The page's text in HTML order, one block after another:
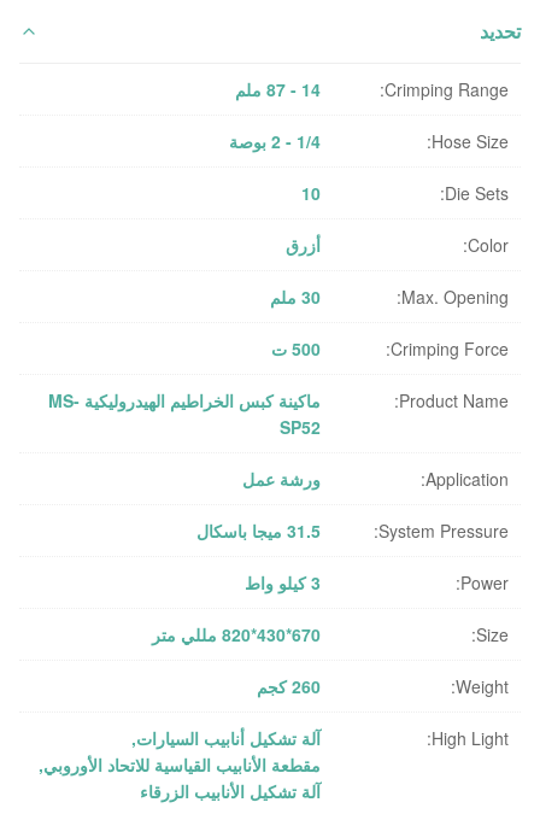
تحديد
Crimping Range: 14 - 87 ملم
Hose Size: 1/4 - 2 بوصة
Die Sets:
10
Color: أزرق
Max. Opening: 30 ملم
Crimping Force: 500 ت
Product Name:
ماكينة كبس الخراطيم الهيدروليكية MS-
SP52
Application: ورشة عمل
System Pressure: 31.5 ميجا باسكال
Power: 3 كيلو واط
Size: 670*430*820 مللي متر
Weight: 260 كجم
High Light: آلة تشكيل أنابيب السيارات,
مقطعة الأنابيب القياسية للاتحاد الأوروبي,
آلة تشكيل الأنابيب الزرقاء